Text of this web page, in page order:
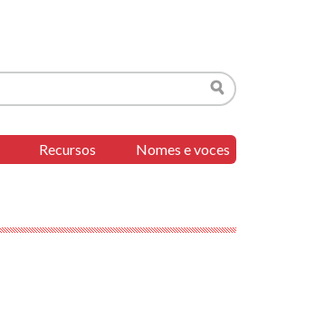
Buscar
Recursos Nomes e voces